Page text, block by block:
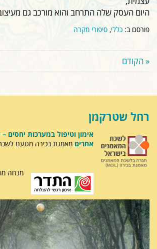
היום העסק שלה התרחב והוא מורכב גם
פורסם ב: כללי, סיפורי מקרה
« הקודם
רחל שטרקמן
אימון וטיפול במערכות יחסים
אחרים מאמנת בכירה מטעם
מנחה